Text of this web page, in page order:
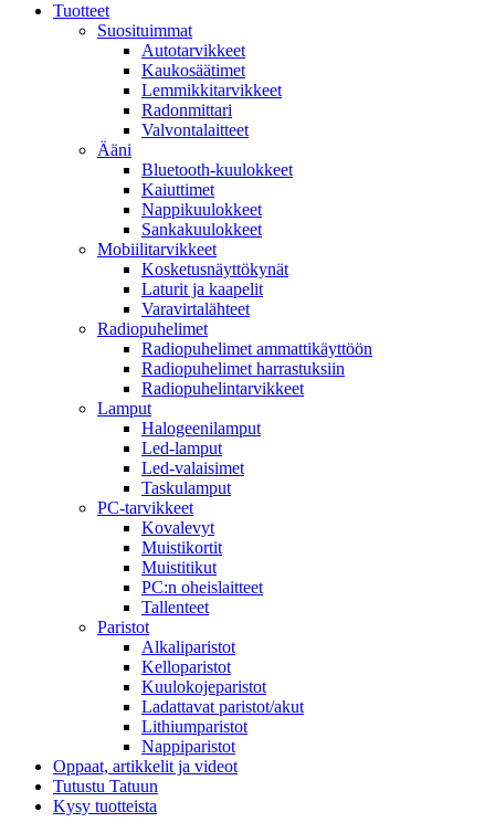
Tuotteet
Suosituimmat
Autotarvikkeet
Kaukosäätimet
Lemmikkitarvikkeet
Radonmittari
Valvontalaitteet
Ääni
Bluetooth-kuulokkeet
Kaiuttimet
Nappikuulokkeet
Sankakuulokkeet
Mobiilitarvikkeet
Kosketusnäyttökynät
Laturit ja kaapelit
Varavirtalähteet
Radiopuhelimet
Radiopuhelimet ammattikäyttöön
Radiopuhelimet harrastuksiin
Radiopuhelintarvikkeet
Lamput
Halogeenilamput
Led-lamput
Led-valaisimet
Taskulamput
PC-tarvikkeet
Kovalevyt
Muistikortit
Muistitikut
PC:n oheislaitteet
Tallenteet
Paristot
Alkaliparistot
Kelloparistot
Kuulokojeparistot
Ladattavat paristot/akut
Lithiumparistot
Nappiparistot
Oppaat, artikkelit ja videot
Tutustu Tatuun
Kysy tuotteista